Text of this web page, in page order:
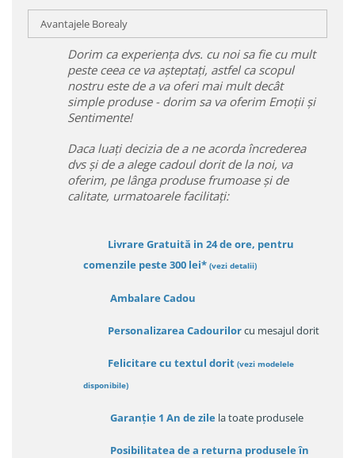
Avantajele Borealy
Dorim ca experiența dvs. cu noi sa fie cu mult
peste ceea ce va așteptați, astfel ca scopul
nostru este de a va oferi mai mult decât
simple produse - dorim sa va oferim Emoții și
Sentimente!
Daca luați decizia de a ne acorda încrederea
dvs și de a alege cadoul dorit de la noi, va
oferim, pe lânga produse frumoase și de
calitate, urmatoarele facilitați:
Livrare Gratuită in 24 de ore, pentru
comenzile peste 300 lei* (vezi detalii)
Ambalare Cadou
Personalizarea Cadourilorcu mesajul dorit
Felicitare cu textul dorit (vezi modelele
disponibile)
Garanție 1 An de zile la toate produsele
Posibilitatea de a returna produsele în